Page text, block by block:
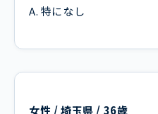
A. 特になし
女性 / 埼玉県 / 36歳